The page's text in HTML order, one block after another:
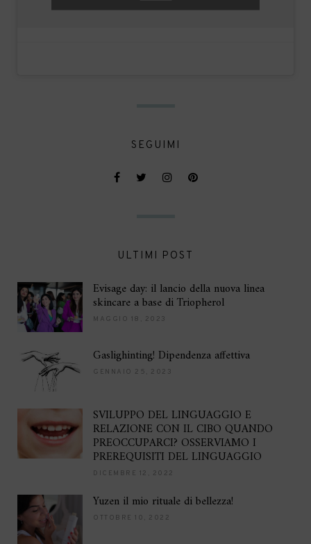
SEGUIMI
ULTIMI POST
Evisage day: il lancio della nuova linea
skincare a base di Triopherol
MAGGIO 18, 2023
Gaslighinting! Dipendenza affettiva
GENNAIO 25, 2023
SVILUPPO DEL LINGUAGGIO E
RELAZIONE CON IL CIBO QUANDO
PREOCCUPARCI? OSSERVIAMO I
PREREQUISITI DEL LINGUAGGIO
DICEMBRE 12, 2022
Yuzen il mio rituale di bellezza!
OTTOBRE 10, 2022